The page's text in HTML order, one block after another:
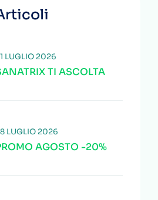
TI ASCOLTA
LUGLIO 2026
AGOSTO -20%
LUGLIO 2026